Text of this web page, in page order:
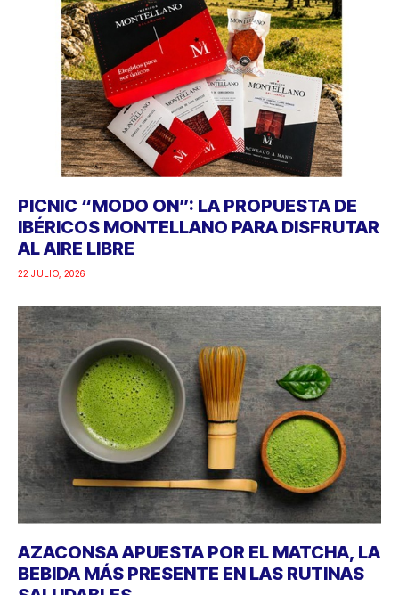
PICNIC “MODO ON”: LA PROPUESTA DE
IBÉRICOS MONTELLANO PARA DISFRUTAR
AL AIRE LIBRE
22 JULIO, 2026
AZACONSA APUESTA POR EL MATCHA, LA
BEBIDA MÁS PRESENTE EN LAS RUTINAS